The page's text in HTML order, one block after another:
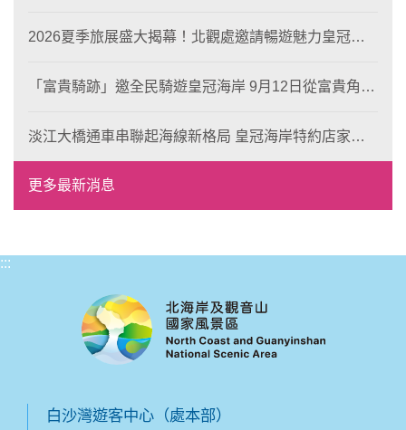
2026夏季旅展盛大揭幕！北觀處邀請暢遊魅力皇冠海
「富貴騎跡」邀全民騎遊皇冠海岸 9月12日從富貴角出
淡江大橋通車串聯起海線新格局 皇冠海岸特約店家、
風格形塑即日起開放報名
更多最新消息
:::
白沙灣遊客中心（處本部）